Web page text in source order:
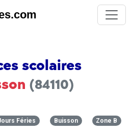
scolaires
(84110)
Féries Buisson Zone B